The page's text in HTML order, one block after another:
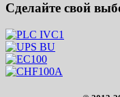
Сделайте свой